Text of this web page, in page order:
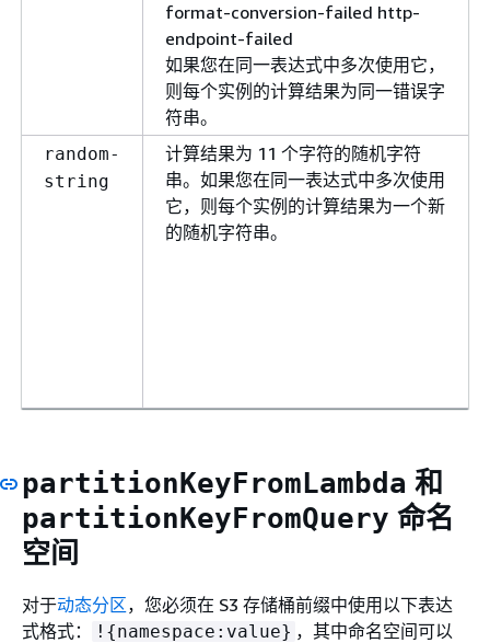
format-conversion-failed http-
endpoint-failed
如果您在同一表达式中多次使用它，
则每个实例的计算结果为同一错误字
符串。
random-
string
计算结果为 11 个字符的随机字符
串。如果您在同一表达式中多次使用
它，则每个实例的计算结果为一个新
的随机字符串。
partitionKeyFromLambda 和
partitionKeyFromQuery 命名
空间
对于动态分区，您必须在 S3 存储桶前缀中使用以下表达
式格式：
! {namespace:value} ，其中命名空间可以